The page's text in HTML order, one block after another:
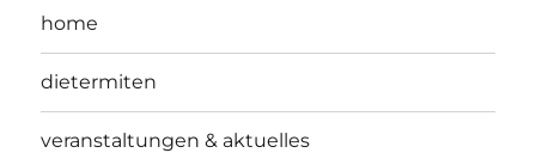
home
dietermiten
veranstaltungen & aktuelles